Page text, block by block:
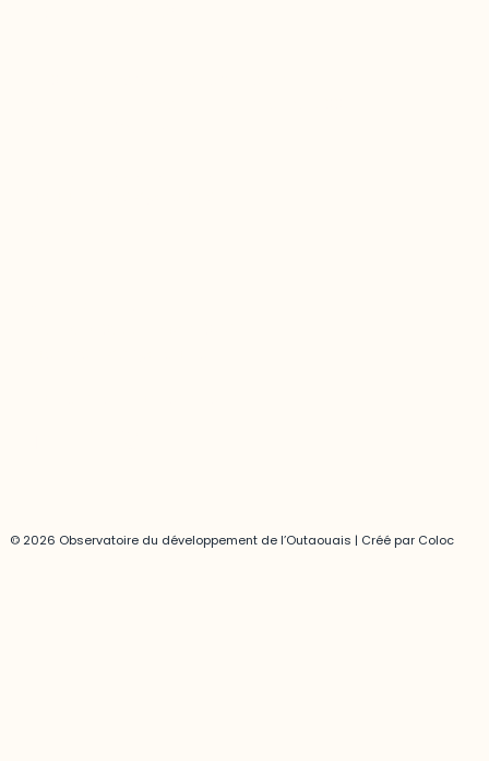
© 2026 Observatoire du développement de l’Outaouais | Créé par Coloc